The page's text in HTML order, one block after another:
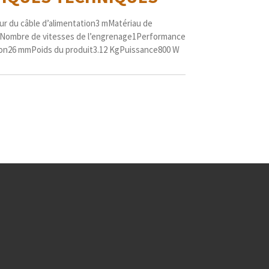
du câble d’alimentation3 mMatériau de
Nombre de vitesses de l’engrenage1Performance
26 mmPoids du produit3.12 KgPuissance800 W